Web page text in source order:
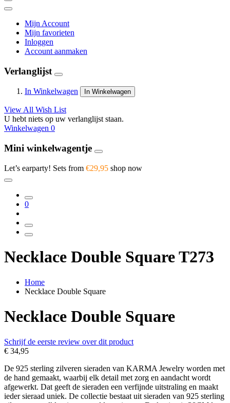
Mijn Account
Mijn favorieten
Inloggen
Account aanmaken
Verlanglijst
In Winkelwagen In Winkelwagen
View All Wish List
U hebt niets op uw verlanglijst staan.
Winkelwagen 0
Mini winkelwagentje
Let’s earparty! Sets from €29,95 shop now
0
Necklace Double Square T273
Home
Necklace Double Square
Necklace Double Square
Schrijf de eerste review over dit product
€ 34,95
De 925 sterling zilveren sieraden van KARMA Jewelry worden met
de hand gemaakt, waarbij elk detail met zorg en aandacht wordt
afgewerkt. Dat geeft de sieraden een verfijnde uitstraling en maakt
ieder sieraad uniek. De collectie bestaat uit sieraden van 925 sterling